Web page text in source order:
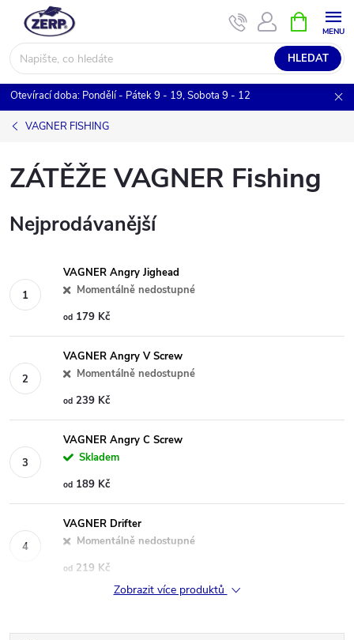
obsah
HLEDAT
NÁKUPNÍ
KOŠÍK
Otevírací doba: Pondělí - Pátek 9 - 19, Sobota 9 - 12
VAGNER FISHING
ZÁTĚŽE VAGNER Fishing
Nejprodávanější
VAGNER Angry Jighead
Momentálně nedostupné
od 179 Kč
VAGNER Angry V Screw
Momentálně nedostupné
od 239 Kč
VAGNER Angry C Screw
Skladem
od 189 Kč
VAGNER Drifter
Momentálně nedostupné
od 219 Kč
Zobrazit více produktů